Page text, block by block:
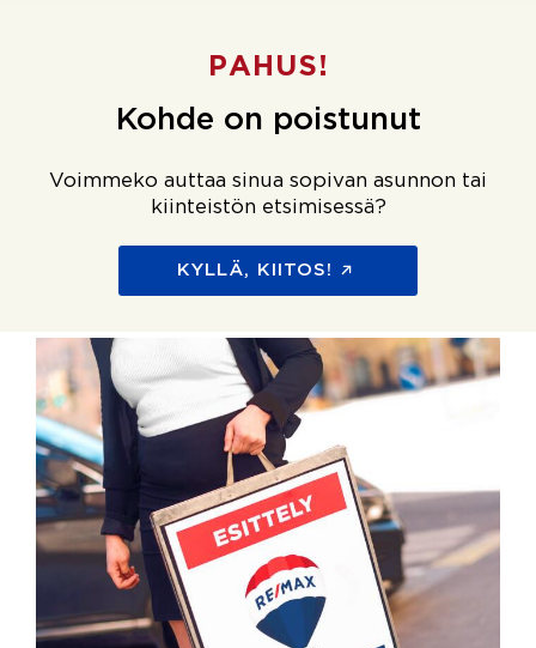
PAHUS!
Kohde on poistunut
Voimmeko auttaa sinua sopivan asunnon tai
kiinteistön etsimisessä?
KYLLÄ, KIITOS!